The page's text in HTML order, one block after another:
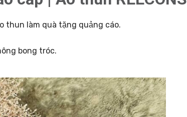
thun làm quà tặng quảng cáo.
bong tróc.